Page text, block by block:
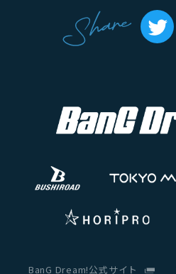
BanG Dream!公式サイト